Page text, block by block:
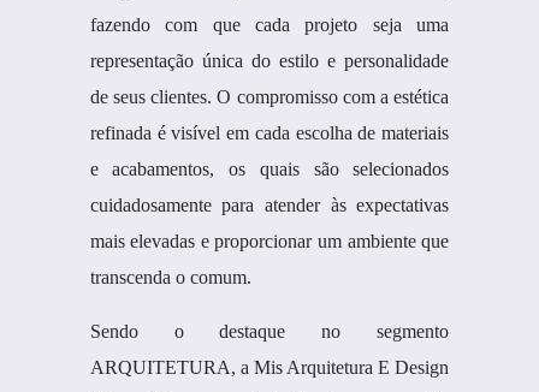
fazendo com que cada projeto seja uma
representação única do estilo e personalidade
de seus clientes. O compromisso com a estética
refinada é visível em cada escolha de materiais
e acabamentos, os quais são selecionados
cuidadosamente para atender às expectativas
mais elevadas e proporcionar um ambiente que
transcenda o comum.
Sendo o destaque no segmento
ARQUITETURA, a Mis Arquitetura E Design